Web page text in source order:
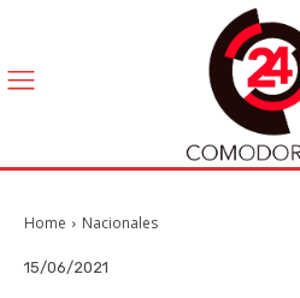
Home Nacionales
15/06/2021